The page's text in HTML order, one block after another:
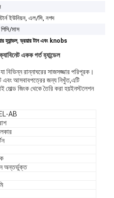
ইউনিয়ন, এল/সি, নগদ
মাস
হ্যান্ডল,ড্রয়ার টান এবং knobs
একক গর্ত হ্যান্ডেল
রান্নাঘরের সাজসজ্জার পরিপূরক।
এবং আসবাবপত্রের জন্য নিখুঁত,এটি
মোল্ড জিংক থেকে তৈরি করা হয়ইনস্টলেশন
AB
অন্তর্ভুক্ত